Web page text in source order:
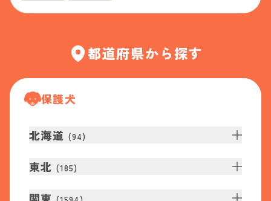
都道府県から探す
保護犬
北海道 (94)
東北 (185)